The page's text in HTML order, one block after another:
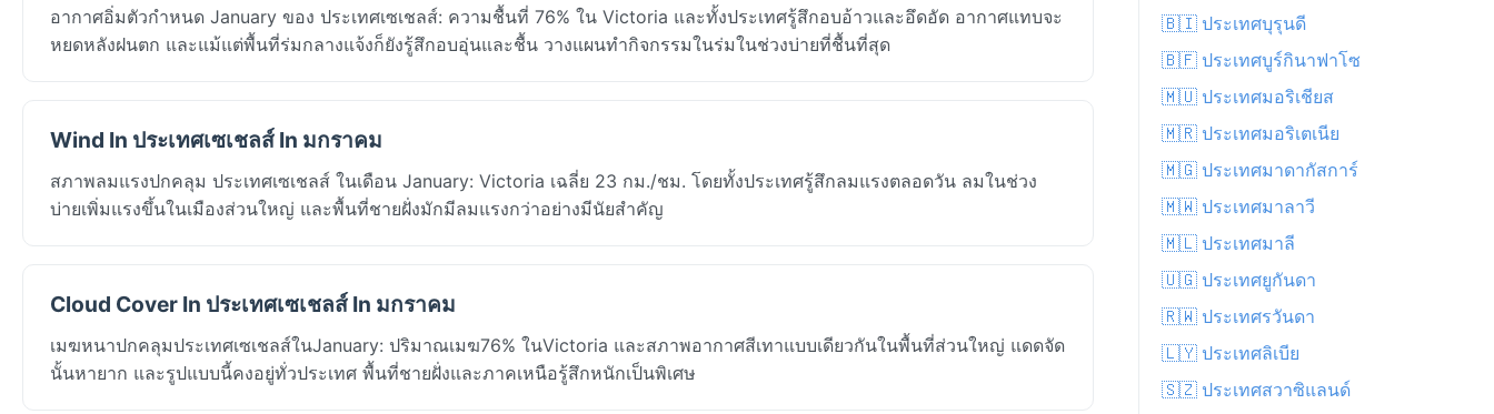
อากาศอิ่มตัวกำหนด January ของ ประเทศเซเชลส์: ความชื้นที่ 76% ใน Victoria และทั้งประเทศรู้สึกอบอ้าวและอึดอัด อากาศแทบจะ
หยดหลังฝนตก และแม้แต่พื้นที่ร่มกลางแจ้งก็ยังรู้สึกอบอุ่นและชื้น วางแผนทำกิจกรรมในร่มในช่วงบ่ายที่ชื้นที่สุด
Wind In ประเทศเซเชลส์ In มกราคม
สภาพลมแรงปกคลุม ประเทศเซเชลส์ ในเดือน January: Victoria เฉลี่ย 23 กม./ชม. โดยทั้งประเทศรู้สึกลมแรงตลอดวัน ลมในช่วง
บ่ายเพิ่มแรงขึ้นในเมืองส่วนใหญ่ และพื้นที่ชายฝั่งมักมีลมแรงกว่าอย่างมีนัยสำคัญ
Cloud Cover In ประเทศเซเชลส์ In มกราคม
เมฆหนาปกคลุมประเทศเซเชลส์ในJanuary: ปริมาณเมฆ76% ในVictoria และสภาพอากาศสีเทาแบบเดียวกันในพื้นที่ส่วนใหญ่ แดดจัด
นั้นหายาก และรูปแบบนี้คงอยู่ทั่วประเทศ พื้นที่ชายฝั่งและภาคเหนือรู้สึกหนักเป็นพิเศษ
🇧🇮 ประเทศบุรุนดี
🇧🇫 ประเทศบูร์กินาฟาโซ
🇲🇺 ประเทศมอริเชียส
🇲🇷 ประเทศมอริเตเนีย
🇲🇬 ประเทศมาดากัสการ์
🇲🇼 ประเทศมาลาวี
🇲🇱 ประเทศมาลี
🇺🇬 ประเทศยูกันดา
🇷🇼 ประเทศรวันดา
🇱🇾 ประเทศลิเบีย
🇸🇿 ประเทศสวาซิแลนด์